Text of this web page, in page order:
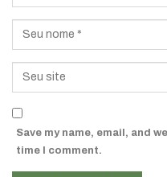
Save my name, email, and
time I comment.